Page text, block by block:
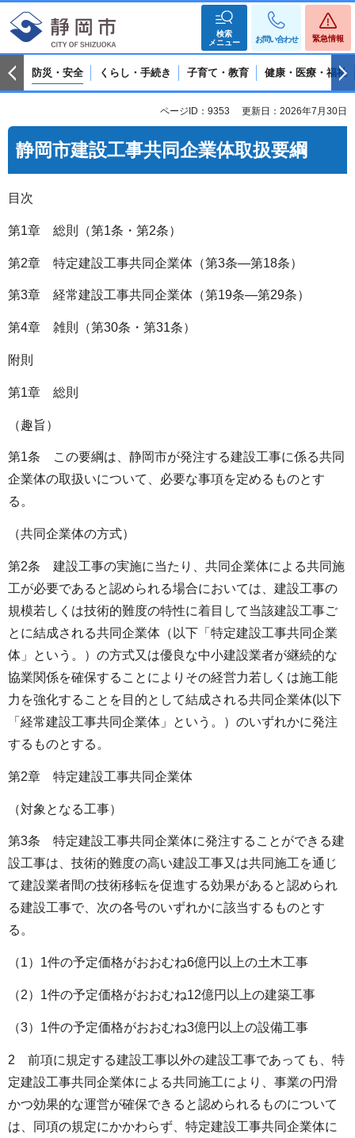
検索
メニュー
お問い合わせ 緊急情報
防災・安全 くらし・手続き 子育て・教育 健康・医療・福祉
ページID：9353 更新日：2026年7月30日
静岡市建設工事共同企業体取扱要綱
目次
第1章 総則（第1条・第2条）
第2章 特定建設工事共同企業体（第3条―第18条）
第3章 経常建設工事共同企業体（第19条―第29条）
第4章 雑則（第30条・第31条）
附則
第1章 総則
（趣旨）
第1条 この要綱は、静岡市が発注する建設工事に係る共同
企業体の取扱いについて、必要な事項を定めるものとす
る。
（共同企業体の方式）
第2条 建設工事の実施に当たり、共同企業体による共同施
工が必要であると認められる場合においては、建設工事の
規模若しくは技術的難度の特性に着目して当該建設工事ご
とに結成される共同企業体（以下「特定建設工事共同企業
体」という。）の方式又は優良な中小建設業者が継続的な
協業関係を確保することによりその経営力若しくは施工能
力を強化することを目的として結成される共同企業体(以下
「経常建設工事共同企業体」という。）のいずれかに発注
するものとする。
第2章 特定建設工事共同企業体
（対象となる工事）
第3条 特定建設工事共同企業体に発注することができる建
設工事は、技術的難度の高い建設工事又は共同施工を通じ
て建設業者間の技術移転を促進する効果があると認められ
る建設工事で、次の各号のいずれかに該当するものとす
る。
（1）1件の予定価格がおおむね6億円以上の土木工事
（2）1件の予定価格がおおむね12億円以上の建築工事
（3）1件の予定価格がおおむね3億円以上の設備工事
2 前項に規定する建設工事以外の建設工事であっても、特
定建設工事共同企業体による共同施工により、事業の円滑
かつ効果的な運営が確保できると認められるものについて
は、同項の規定にかかわらず、特定建設工事共同企業体に